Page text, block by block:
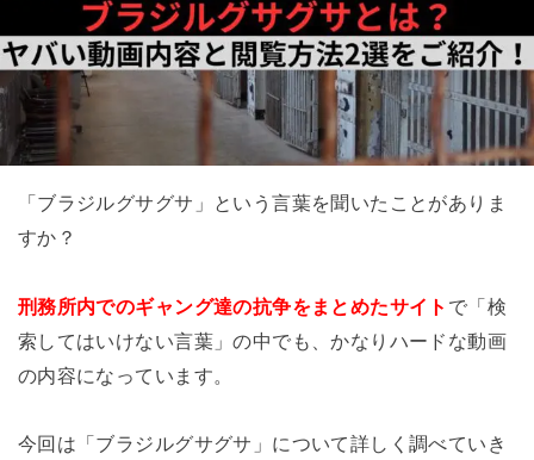
「ブラジルグサグサ」という言葉を聞いたことがありま
すか？
刑務所内でのギャング達の抗争をまとめたサイト で「検
索してはいけない言葉」の中でも、かなりハードな動画
の内容になっています。
今回は「ブラジルグサグサ」について詳しく調べていき